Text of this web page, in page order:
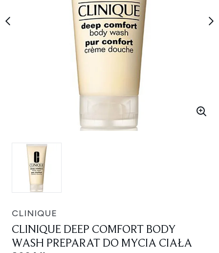
CLINIQUE
CLINIQUE DEEP COMFORT BODY
WASH PREPARAT DO MYCIA CIAŁA